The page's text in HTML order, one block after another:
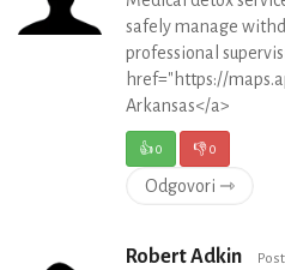
safely manage
professional
href="https://
Arkansas</a>
👍0 👎0
Odgovori ⇾
Robert Adkin